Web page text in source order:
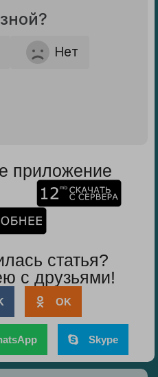
Нет
приложение
статья?
с друзьями!
OK
Skype